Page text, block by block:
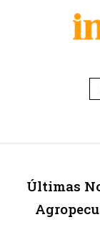
Últimas